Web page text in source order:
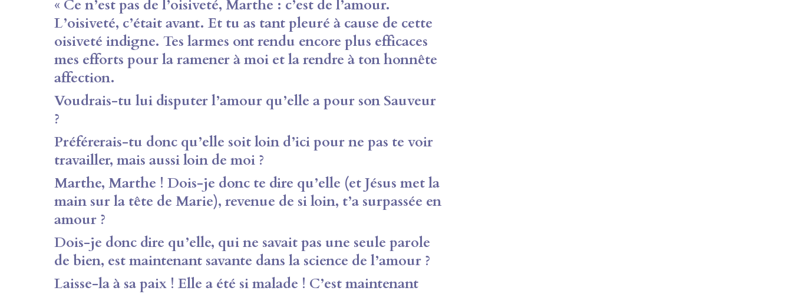
« Ce n’est pas de l’oisiveté, Marthe : c’est de l’amour.
L’oisiveté, c’était avant. Et tu as tant pleuré à cause de cette
oisiveté indigne. Tes larmes ont rendu encore plus efficaces
mes efforts pour la ramener à moi et la rendre à ton honnête
affection.
Voudrais-tu lui disputer l’amour qu’elle a pour son Sauveur
?
Préférerais-tu donc qu’elle soit loin d’ici pour ne pas te voir
travailler, mais aussi loin de moi ?
Marthe, Marthe ! Dois-je donc te dire qu’elle (et Jésus met la
main sur la tête de Marie), revenue de si loin, t’a surpassée en
amour ?
Dois-je donc dire qu’elle, qui ne savait pas une seule parole
de bien, est maintenant savante dans la science de l’amour ?
Laisse-la à sa paix ! Elle a été si malade ! C’est maintenant